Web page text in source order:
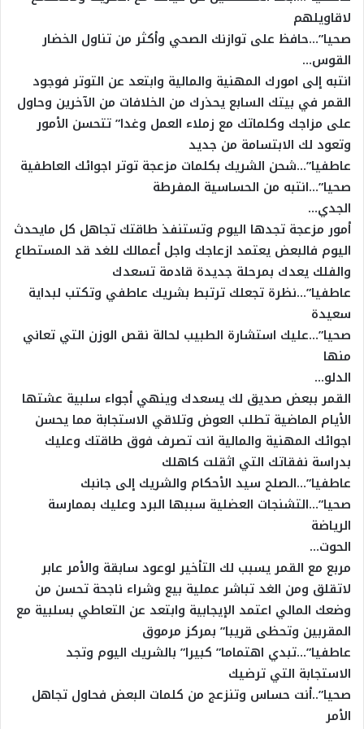
لاقاويلهم
صحيا”…حافظ على توازنك الصحي وأكثر من تناول الخضار
القوس…
انتبه إلى امورك المهنية والمالية وابتعد عن التوتر فوجود
القمر في بيتك السابع يحذرك من الخلافات من الآخرين وحاول
على مزاجك وكلماتك مع زملاء العمل وغدا” تتحسن الأمور
وتعود لك الابتسامة من جديد
عاطفيا”…شحن الشريك بكلمات مزعجة توتر اجوائك العاطفية
صحيا”…انتبه من الحساسية المفرطة
الجدي…
أمور مزعجة تجدها اليوم وتستنفذ طاقتك تجاهل كل مايحدث
اليوم فالبعض يعتمد ازعاجك واجل أعمالك للغد قد المستطاع
والفلك يعدك بمرحلة جديدة قادمة تسعدك
عاطفيا”…نظرة تجعلك ترتبط بشريك عاطفي وتكتب لبداية
سعيدة
صحيا”…عليك استشارة الطبيب لحالة نقص الوزن التي تعاني
منها
الدلو…
القمر ببعض صديق لك يسعدك وينهي أجواء سلبية عشتها
الأيام الماضية تطلب العوض وتلاقي الاستجابة مما يحسن
اجوائك المهنية والمالية انت تصرف فوق طاقتك وعليك
بدراسة نفقاتك التي اثقلت كاهلك
عاطفيا”…الصلح سيد الأحكام والشريك إلى جانبك
صحيا”…التشنجات العضلية سببها البرد وعليك بممارسة
الرياضة
الحوت…
مربع مع القمر يسبب لك التأخير لوعود سابقة والأمر عابر
لاتقلق ومن الغد تباشر عملية بيع وشراء ناجحة تحسن من
وضعك المالي اعتمد الإيجابية وابتعد عن التعاطي بسلبية مع
المقربين وتحظى قريبا” بمركز مرموق
عاطفيا”…تبدي اهتماما” كبيرا” بالشريك اليوم وتجد
الاستجابة التي ترضيك
صحيا”..أنت حساس وتنزعج من كلمات البعض فحاول تجاهل
الأمر